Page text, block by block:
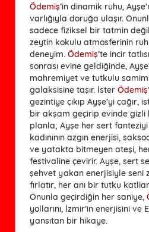
Ödemiş’in dinamik ruhu,
varlığıyla doruğa ulaşır.
sadece fiziksel bir tatmin
zeytin kokulu atmosferinin
deneyim. Ödemiş’te incir
sonrası evine geldiğinde,
mahremiyet ve tutkulu
galaksisine taşır. İster Ödemiş
gezintiye çıkıp Ayşe’yi çağır,
bir akşam geçirip evinde gizli
planla; Ayşe her sert
kadınının azgın enerjisi,
ve yatakta bitmeyen ateşi,
festivaline çevirir. Ayşe, sert
şehvet yakan enerjisiyle seni
fırlatır, her anı bir tutku
Onunla geçirdiğin her saniye,
yollarını, İzmir’in enerjisini ve
yansıtan bir hikaye.